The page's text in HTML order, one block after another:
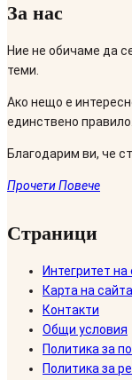
За нас
Ние не обичаме да
теми.
Ако нещо е
единствено правило.
Благодарим ви, че
Прочети Повече
Страници
Интегритет
Карта на сайта
Контакти
Общи условия
Политика за
Политика за